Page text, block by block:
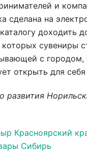
и
сделана на
доходить
сувениры
с городом,
открыть для
развития
Красноярский
Сибирь